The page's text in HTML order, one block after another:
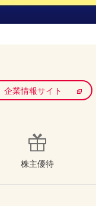
企業情報サイト
株主優待